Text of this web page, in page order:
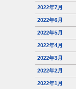
2022年7月
2022年6月
2022年5月
2022年4月
2022年3月
2022年2月
2022年1月